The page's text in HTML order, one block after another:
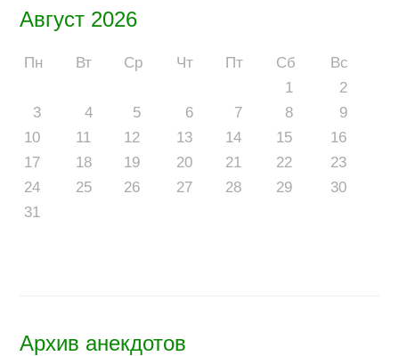
Август 2026
Пн Вт Ср Чт Пт Сб
Вс
1
2
3
4 5 6 7 8
9
10
11 12 13 14 15
16
17
18 19 20 21 22
23
24
25 26 27 28 29
30
31
Архив анекдотов